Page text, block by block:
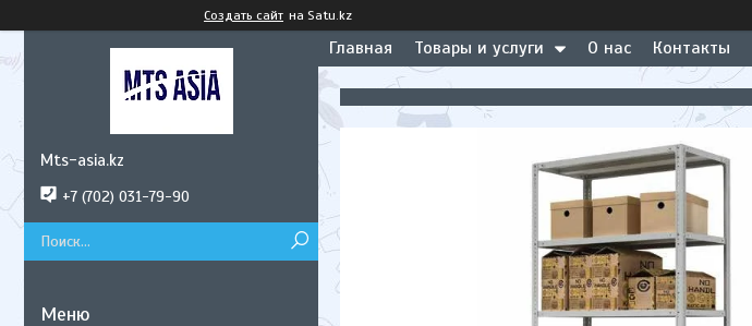
Создать сайт на Satu.kz
Главная Товары и услуги О нас Контакты
Mts-asia.kz
+7 (702) 031-79-90